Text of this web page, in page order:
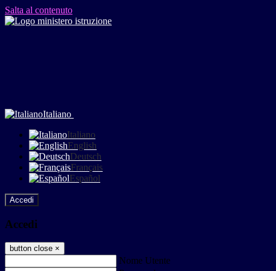
Salta al contenuto
Italiano
Italiano
English
Deutsch
Français
Español
Accedi
Accedi
button close ×
Nome Utente